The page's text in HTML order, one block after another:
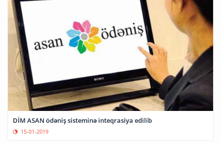
DİM ASAN ödəniş sisteminə inteqrasiya edilib
15-01-2019